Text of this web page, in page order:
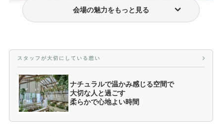
挙式のみプラン フォトウェディング・前撮り
会場の魅力をもっと見る
スタッフが大切にしている想い
ナチュラルで温かみ感じる空間で
大切な人と過ごす
柔らかで心地よい時間